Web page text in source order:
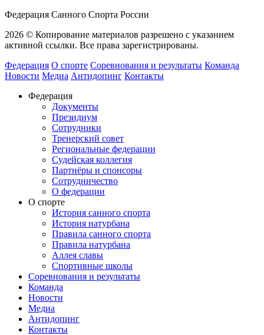
Федерация Санного Спорта России
2026 © Копирование материалов разрешено с указанием
активной ссылки. Все права зарегистрированы.
Федерация О спорте Соревнования и результаты Команда
Новости Медиа Антидопинг Контакты
Федерация
Документы
Президиум
Сотрудники
Тренерский совет
Региональные федерации
Судейская коллегия
Партнёры и спонсоры
Сотрудничество
О федерации
О спорте
История санного спорта
История натурбана
Правила санного спорта
Правила натурбана
Аллея славы
Спортивные школы
Соревнования и результаты
Команда
Новости
Медиа
Антидопинг
Контакты